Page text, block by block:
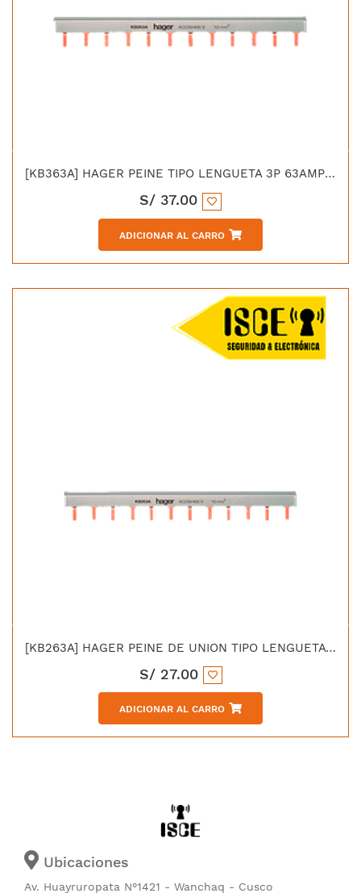
[KB363A] HAGER PEINE TIPO LENGUETA 3P 63AMP 12M
S/ 37.00
ADICIONAR AL CARRO
[KB263A] HAGER PEINE DE UNION TIPO LENGUETA 2P 63AMP 12M
S/ 27.00
ADICIONAR AL CARRO
Ubicaciones
Av. Huayruropata N°1421 - Wanchaq - Cusco